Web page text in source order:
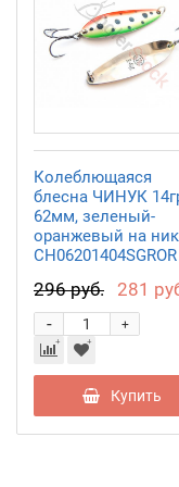
Колеблющаяся
блесна ЧИНУК
62мм, зеленый-
оранжевый на
CH06201404SGROR
296 руб. 281
+
-
Купить